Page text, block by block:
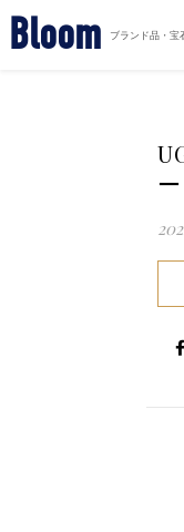
Bloom ブランド品・宝